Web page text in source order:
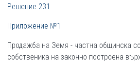
Решение 231
Приложение №1
Продажба на Земя - частна общинска
собственика на законно построена